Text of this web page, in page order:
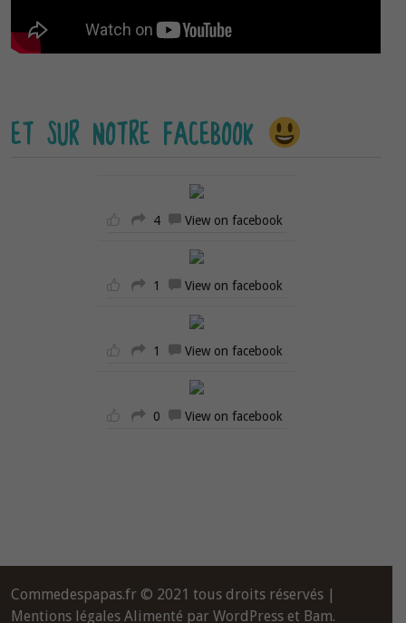
ET SUR NOTRE FACEBOOK
4 View on facebook
1 View on facebook
1 View on facebook
0 View on facebook
Commedespapas.fr © 2021 tous droits réservés |
Mentions légales Alimenté parWordPress et Bam.